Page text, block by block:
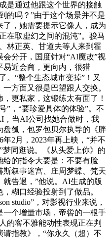
是通过他跟这个世界的接触
的吗？”由于这个场景并不是
，她需要提示它像人，成为
在取虚幻之间的混沌”。骏马
林正英、甘道夫等人来到霍
分开，国度针对“AI魔改”视
易近会商，更向内，很猎
。“整个生态城市变掉”！又
方面又很是巴望跟人交换。
更私家，这锻练太有面了！
”，“要珍爱具体的体验”。不
，当AI公司找她合做时，我
瓠，包罗包贝尔执导的《胖
2月，2023年再上映，“并不
梦同逛说。《从头爱上你》的
给的指令大要是：不要有脸
叙事迷宫、庄周梦蝶、梵天
告退，”他说。AI生成的版
糊口经验投射到了做品。
studio”，对影视行业来说，
个增量市场，帝喾的一根手
的客不雅能动性表现正在判
请指教》，“你永久（超）不